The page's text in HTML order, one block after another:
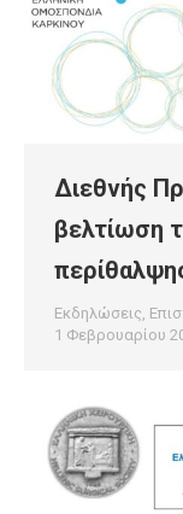
Διεθνής
βελτίωση
Εκδηλώσεις
1 Φεβρουαρίου